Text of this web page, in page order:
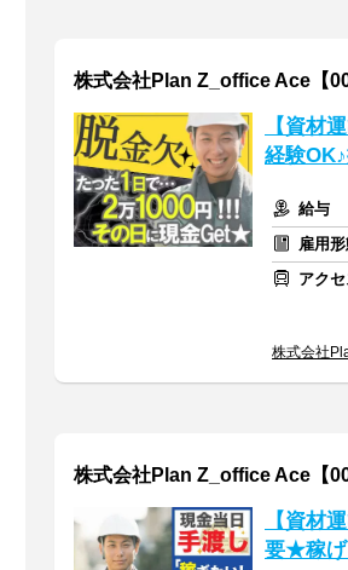
株式会社Plan Z_office Ace【
【資材
経験
給与
雇用
アクセ
株式会社
株式会社Plan Z_office Ace【
【資材
要★稼げ